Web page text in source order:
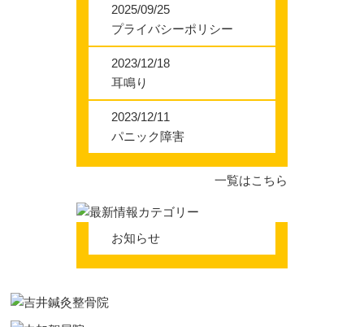
2025/09/25
プライバシーポリシー
2023/12/18
耳鳴り
2023/12/11
パニック障害
一覧はこちら
お知らせ